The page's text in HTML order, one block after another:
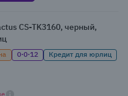
CS-TK3160, черный,
0·0·12
Кредит для юрлиц